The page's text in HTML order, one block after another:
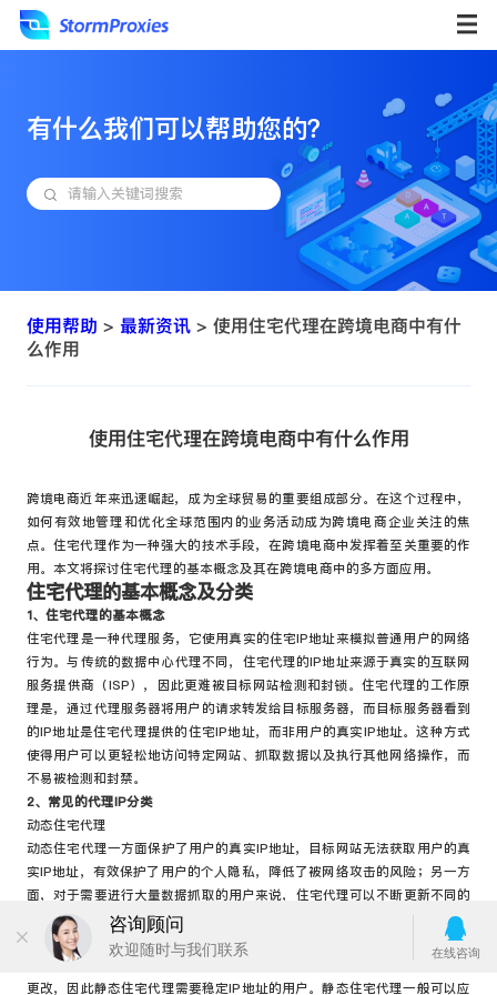
有什么我们可以帮助您的？
使用帮助 > 最新资讯> 使用住宅代理在跨境电商中有什
么作用
使用住宅代理在跨境电商中有什么作用
跨境电商近年来迅速崛起，成为全球贸易的重要组成部分。在这个过程中，
如何有效地管理和优化全球范围内的业务活动成为跨境电商企业关注的焦
点。住宅代理作为一种强大的技术手段，在跨境电商中发挥着至关重要的作
用。本文将探讨住宅代理的基本概念及其在跨境电商中的多方面应用。
住宅代理的基本概念及分类
1、住宅代理的基本概念
住宅代理是一种代理服务，它使用真实的住宅IP地址来模拟普通用户的网络
行为。与传统的数据中心代理不同，住宅代理的IP地址来源于真实的互联网
服务提供商（ISP），因此更难被目标网站检测和封锁。住宅代理的工作原
理是，通过代理服务器将用户的请求转发给目标服务器，而目标服务器看到
的IP地址是住宅代理提供的住宅IP地址，而非用户的真实IP地址。这种方式
使得用户可以更轻松地访问特定网站、抓取数据以及执行其他网络操作，而
不易被检测和封禁。
2、常见的代理IP分类
动态住宅代理
动态住宅代理一方面保护了用户的真实IP地址，目标网站无法获取用户的真
实IP地址，有效保护了用户的个人隐私，降低了被网络攻击的风险；另一方
面，对于需要进行大量数据抓取的用户来说，住宅代理可以不断更新不同的
住宅IP地址，稳定地进行目标工作，提高工作效率。
静态住宅代理
静态住宅代理是从真实的住宅设备中获得的，IP地址永久固定，不会频繁地
更改，因此静态住宅代理需要稳定IP地址的用户。静态住宅代理一般可以应